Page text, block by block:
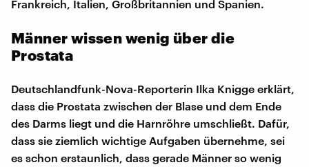
Frankreich, Italien, Großbritannien und Spanien.
Männer wissen wenig über die
Prostata
Deutschlandfunk-Nova-Reporterin Ilka Knigge erklärt,
dass die Prostata zwischen der Blase und dem Ende
des Darms liegt und die Harnröhre umschließt. Dafür,
dass sie ziemlich wichtige Aufgaben übernehme, sei
es schon erstaunlich, dass gerade Männer so wenig